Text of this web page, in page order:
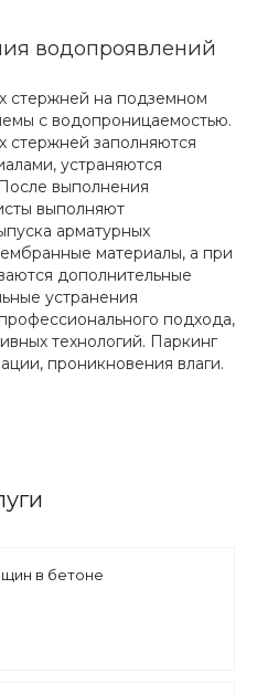
водопроявлений
стержней на подземном
с водопроницаемостью.
стержней заполняются
устраняются
выполнения
выполняют
арматурных
материалы, а при
дополнительные
устранения
подхода,
технологий. Паркинг
проникновения влаги.
в бетоне